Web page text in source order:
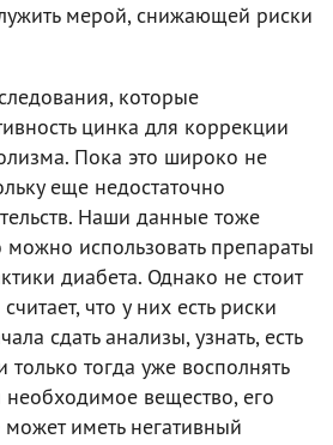
мерой, снижающей риски
которые
цинка для коррекции
Пока это широко не
еще недостаточно
Наши данные тоже
можно использовать препараты
диабета. Однако не стоит
что у них есть риски
сдать анализы, узнать, есть
тогда уже восполнять
необходимое вещество, его
иметь негативный